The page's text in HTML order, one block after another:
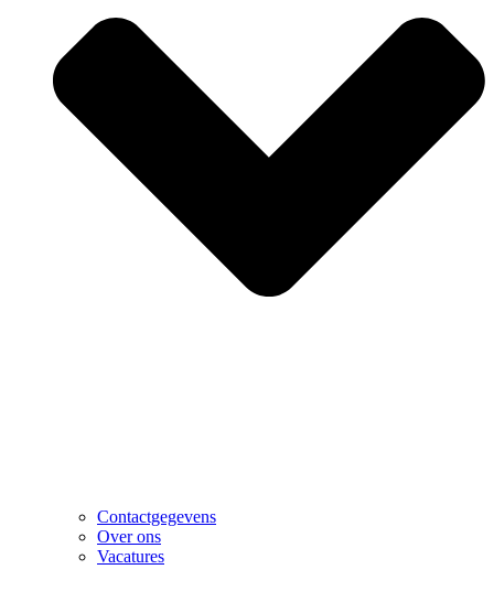
Contactgegevens
Over ons
Vacatures